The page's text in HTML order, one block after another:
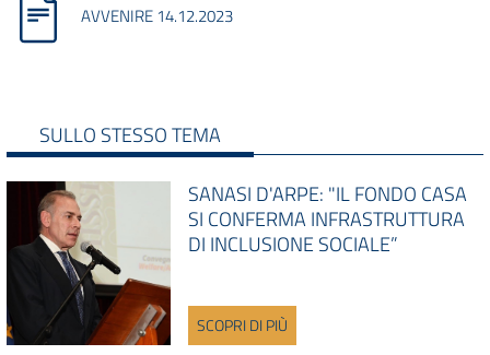
AVVENIRE 14.12.2023
SULLO STESSO TEMA
SANASI D'ARPE: "IL FONDO CASA
SI CONFERMA INFRASTRUTTURA
DI INCLUSIONE SOCIALE”
SCOPRI DI PIÙ